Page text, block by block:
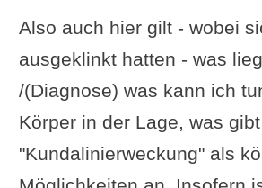
Also auch hier gilt - wobei
ausgeklinkt hatten - was
/(Diagnose) was kann ich
Körper in der Lage, was
"Kundalinierweckung" als